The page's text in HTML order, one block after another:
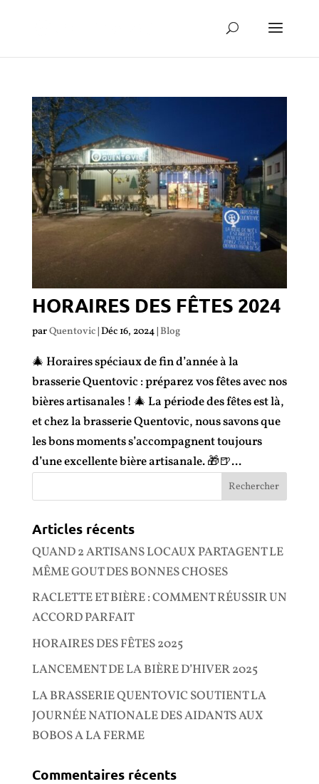
HORAIRES DES FÊTES 2024
parQuentovic|Déc 16, 2024|Blog
🎄 Horaires spéciaux de fin d’année à la
brasserie Quentovic : préparez vos fêtes avec nos
bières artisanales ! 🎄 La période des fêtes est là,
et chez la brasserie Quentovic, nous savons que
les bons moments s’accompagnent toujours
d’une excellente bière artisanale. 🎁🍺...
Articles récents
QUAND 2 ARTISANS LOCAUX PARTAGENT LE
MÊME GOUT DES BONNES CHOSES
RACLETTE ET BIÈRE : COMMENT RÉUSSIR UN
ACCORD PARFAIT
HORAIRES DES FÊTES 2025
LANCEMENT DE LA BIÈRE D’HIVER 2025
LA BRASSERIE QUENTOVIC SOUTIENT LA
JOURNÉE NATIONALE DES AIDANTS AUX
BOBOS A LA FERME
Commentaires récents